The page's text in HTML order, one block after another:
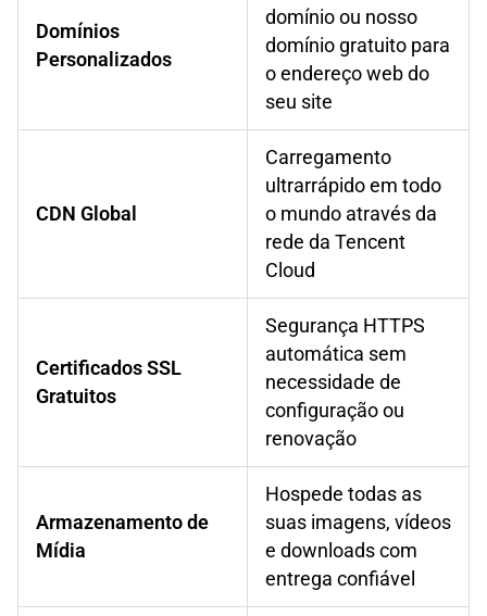
Domínios
Personalizados
domínio ou nosso
domínio gratuito para
o endereço web do
seu site
CDN Global
Carregamento
ultrarrápido em todo
o mundo através da
rede da Tencent
Cloud
Certificados SSL
Gratuitos
Segurança HTTPS
automática sem
necessidade de
configuração ou
renovação
Armazenamento de
Mídia
Hospede todas as
suas imagens, vídeos
e downloads com
entrega confiável